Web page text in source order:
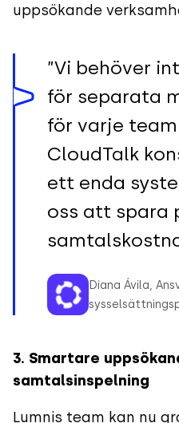
uppsökande
”Vi behöver
för separata
för varje
CloudTalk
ett enda
oss att spara
Diana Ávila,
3. Smartare
samtalsinspelning
Lumnis team kan nu